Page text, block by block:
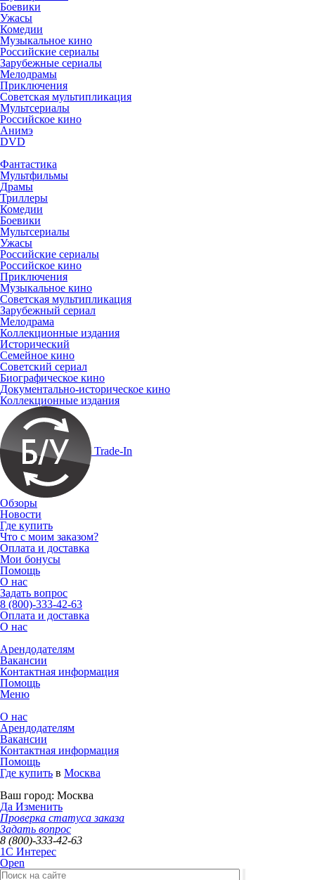
Боевики
Ужасы
Комедии
Музыкальное кино
Российские сериалы
Зарубежные сериалы
Мелодрамы
Приключения
Советская мультипликация
Мультсериалы
Российское кино
Анимэ
DVD
Фантастика
Мультфильмы
Драмы
Триллеры
Комедии
Боевики
Мультсериалы
Ужасы
Российские сериалы
Российское кино
Приключения
Музыкальное кино
Советская мультипликация
Зарубежный сериал
Мелодрама
Коллекционные издания
Исторический
Семейное кино
Советский сериал
Биографическое кино
Документально-историческое кино
Коллекционные издания
Trade-In
Обзоры
Новости
Где купить
Что с моим заказом?
Оплата и доставка
Мои бонусы
Помощь
О нас
Задать вопрос
8 (800)-333-42-63
Оплата и доставка
О нас
Арендодателям
Вакансии
Контактная информация
Помощь
Меню
О нас
Арендодателям
Вакансии
Контактная информация
Помощь
Где купить в Москва
Ваш город: Москва
Да Изменить
Проверка статуса заказа
Задать вопрос
8 (800)-333-42-63
1C Интерес
Open